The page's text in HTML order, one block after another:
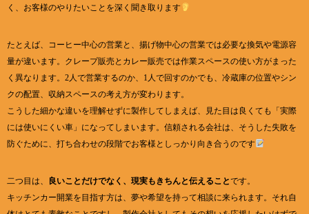
く、お客様のやりたいことを深く聞き取ります
たとえば、コーヒー中心の営業と、揚げ物中心の営業では必要な換気や電源容
量が違います。クレープ販売とカレー販売では作業スペースの使い方がまった
く異なります。2人で営業するのか、1人で回すのかでも、冷蔵庫の位置やシン
クの配置、収納スペースの考え方が変わります。
こうした細かな違いを理解せずに製作してしまえば、見た目は良くても「実際
には使いにくい車」になってしまいます。信頼される会社は、そうした失敗を
防ぐために、打ち合わせの段階でお客様としっかり向き合うのです
二つ目は、 良いことだけでなく、現実もきちんと伝えることです。
キッチンカー開業を目指す方は、夢や希望を持って相談に来られます。それ自